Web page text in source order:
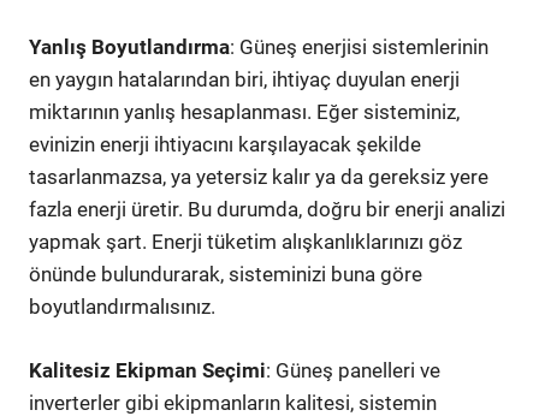
Yanlış Boyutlandırma: Güneş enerjisi sistemlerinin
en yaygın hatalarından biri, ihtiyaç duyulan enerji
miktarının yanlış hesaplanması. Eğer sisteminiz,
evinizin enerji ihtiyacını karşılayacak şekilde
tasarlanmazsa, ya yetersiz kalır ya da gereksiz yere
fazla enerji üretir. Bu durumda, doğru bir enerji analizi
yapmak şart. Enerji tüketim alışkanlıklarınızı göz
önünde bulundurarak, sisteminizi buna göre
boyutlandırmalısınız.
Kalitesiz Ekipman Seçimi: Güneş panelleri ve
inverterler gibi ekipmanların kalitesi, sistemin